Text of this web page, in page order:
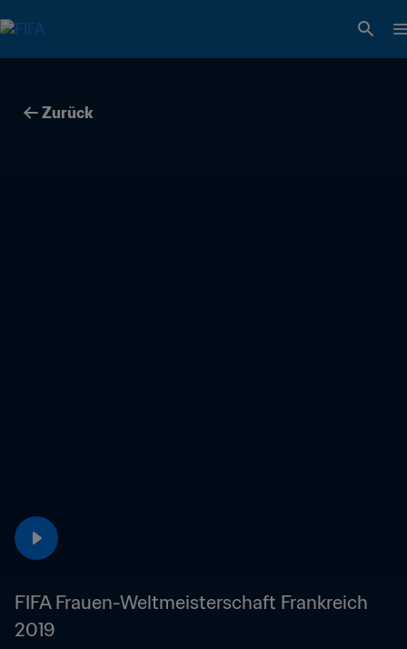
Zurück
FIFA Frauen-Weltmeisterschaft Frankreich
2019